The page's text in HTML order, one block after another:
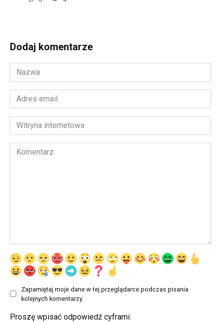
Dodaj komentarze
Nazwa
*
Adres
email
*Witryna
internetowa
Komentarz
Zapamiętaj moje dane w tej przeglądarce podczas pisania
kolejnych komentarzy.
Proszę wpisać odpowiedź cyframi: